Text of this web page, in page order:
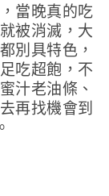
當晚真的吃
被消滅，大
別具特色，
吃超飽，不
汁老油條、
再找機會到